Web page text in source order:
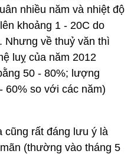
nhiều năm và nhiệt độ
khoảng 1 - 20C do
Nhưng về thuỷ văn thì
luỵ của năm 2012
50 - 80%; lượng
60% so với các năm)
cũng rất đáng lưu ý là
(thường vào tháng 5